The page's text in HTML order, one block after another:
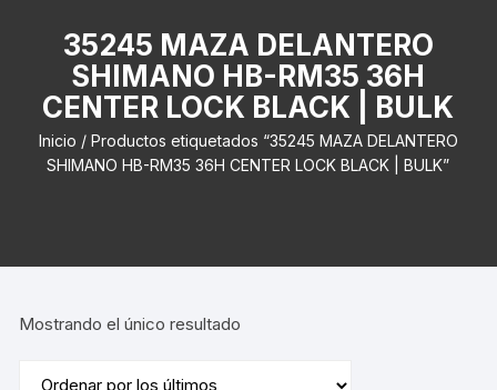
35245 MAZA DELANTERO
SHIMANO HB-RM35 36H
CENTER LOCK BLACK | BULK
Inicio / Productos etiquetados “35245 MAZA DELANTERO
SHIMANO HB-RM35 36H CENTER LOCK BLACK | BULK”
Mostrando el único resultado